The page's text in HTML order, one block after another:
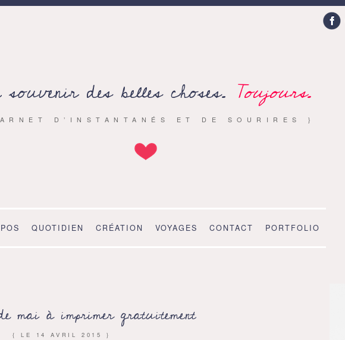
souvenir des belles choses. Toujours.
D’INSTANTANÉS ET DE SOURIRES }
QUOTIDIEN CRÉATION VOYAGES CONTACT PORTFOLIO
mai à imprimer gratuitement
{ LE 14 AVRIL 2015 }